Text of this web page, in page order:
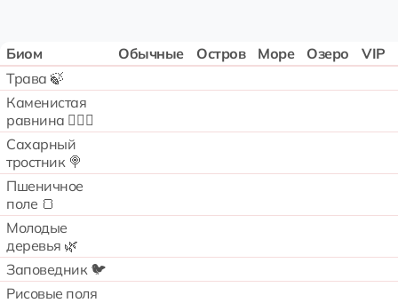
Биом Обычные Остров Море Озеро
VIP
Трава 🍃
Каменистая
равнина 🧗🏻‍♂️
Сахарный
тростник 🍭
Пшеничное
поле 🍞
Молодые
деревья 🌿
Заповедник 🐦
Рисовые поля